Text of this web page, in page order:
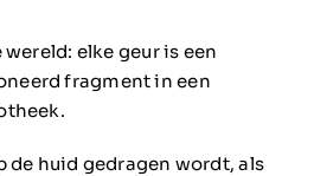
elke geur is een
fragment in een
de huid gedragen wordt, als